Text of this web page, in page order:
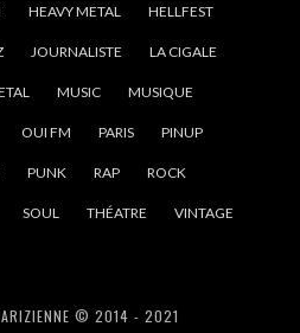
HEAVY METAL HELLFEST
JOURNALISTE LA CIGALE
MUSIC MUSIQUE
OUI FM PARIS PINUP
PUNK RAP ROCK
SOUL THÉATRE VINTAGE
© 2014 - 2021